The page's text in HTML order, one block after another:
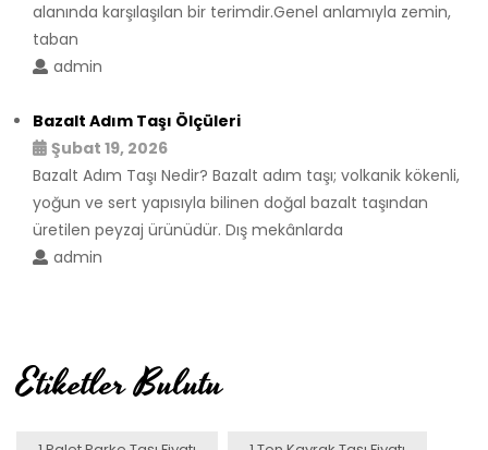
alanında karşılaşılan bir terimdir.Genel anlamıyla zemin,
taban
admin
Bazalt Adım Taşı Ölçüleri
Şubat 19, 2026
Bazalt Adım Taşı Nedir? Bazalt adım taşı; volkanik kökenli,
yoğun ve sert yapısıyla bilinen doğal bazalt taşından
üretilen peyzaj ürünüdür. Dış mekânlarda
admin
Etiketler Bulutu